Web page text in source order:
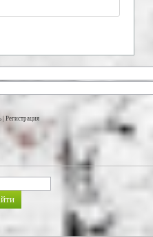
Регистрация